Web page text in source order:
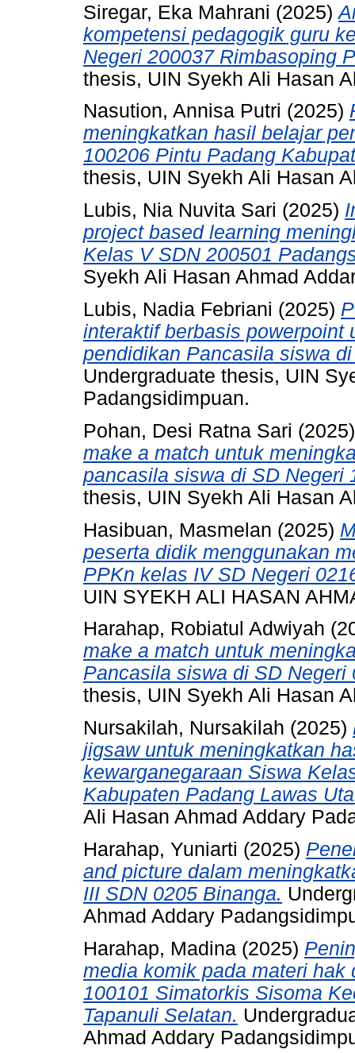
Siregar, Eka Mahrani (2025)
kompetensi pedagogik guru
Negeri 200037 Rimbasoping
thesis, UIN Syekh Ali Hasan
Nasution, Annisa Putri (2025)
meningkatkan hasil belajar
100206 Pintu Padang
thesis, UIN Syekh Ali Hasan
Lubis, Nia Nuvita Sari (2025)
project based learning
Kelas V SDN 200501
Syekh Ali Hasan Ahmad
Lubis, Nadia Febriani (2025)
interaktif berbasis powerpoint
pendidikan Pancasila siswa
Undergraduate thesis, UIN
Padangsidimpuan.
Pohan, Desi Ratna Sari
make a match untuk
pancasila siswa di SD Negeri
thesis, UIN Syekh Ali Hasan
Hasibuan, Masmelan (2025)
peserta didik menggunakan
PPKn kelas IV SD Negeri
UIN SYEKH ALI HASAN
Harahap, Robiatul Adwiyah
make a match untuk
Pancasila siswa di SD Negeri
thesis, UIN Syekh Ali Hasan
Nursakilah, Nursakilah (2025)
jigsaw untuk meningkatkan
kewarganegaraan Siswa
Kabupaten Padang Lawas
Ali Hasan Ahmad Addary
Harahap, Yuniarti (2025)
and picture dalam
III SDN 0205 Binanga.
Ahmad Addary
Harahap, Madina (2025)
media komik pada materi
100101 Simatorkis Sisoma
Tapanuli Selatan.
Ahmad Addary